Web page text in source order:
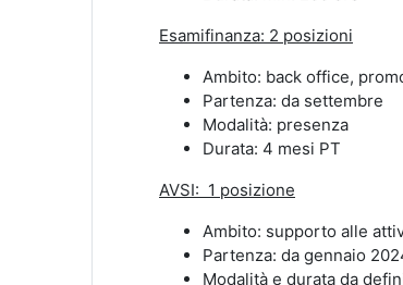
Esamifinanza: 2 posizioni
Ambito: back office,
Partenza: da settembre
Modalità: presenza
Durata: 4 mesi PT
AVSI: 1 posizione
Ambito: supporto alle
Partenza: da gennaio
Modalità e durata da